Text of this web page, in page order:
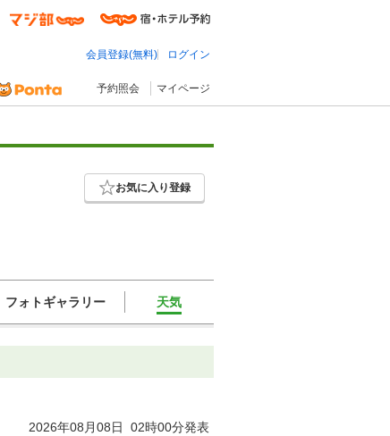
会員登録(無料) ログイン
予約照会 マイページ
お気に入り登録
フォトギャラリー 天気
2026年08月08日 02時00分発表